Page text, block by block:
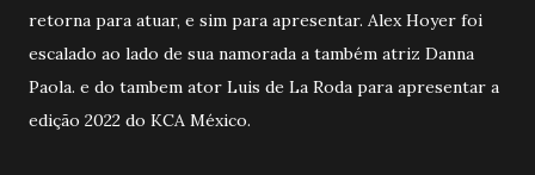
retorna para atuar, e sim para apresentar. Alex Hoyer foi
escalado ao lado de sua namorada a também atriz Danna
Paola. e do tambem ator Luis de La Roda para apresentar a
edição 2022 do KCA México.